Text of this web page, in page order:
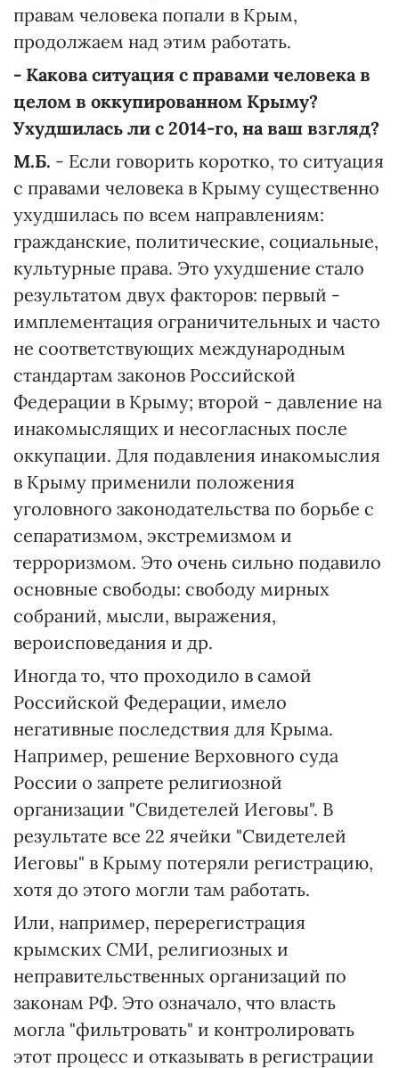
правам человека попали в Крым,
продолжаем над этим работать.
- Какова ситуация с правами человека в
целом в оккупированном Крыму?
Ухудшилась ли с 2014-го, на ваш взгляд?
М.Б. - Если говорить коротко, то ситуация
с правами человека в Крыму существенно
ухудшилась по всем направлениям:
гражданские, политические, социальные,
культурные права. Это ухудшение стало
результатом двух факторов: первый -
имплементация ограничительных и часто
не соответствующих международным
стандартам законов Российской
Федерации в Крыму; второй - давление на
инакомыслящих и несогласных после
оккупации. Для подавления инакомыслия
в Крыму применили положения
уголовного законодательства по борьбе с
сепаратизмом, экстремизмом и
терроризмом. Это очень сильно подавило
основные свободы: свободу мирных
собраний, мысли, выражения,
вероисповедания и др.
Иногда то, что проходило в самой
Российской Федерации, имело
негативные последствия для Крыма.
Например, решение Верховного суда
России о запрете религиозной
организации "Свидетелей Иеговы". В
результате все 22 ячейки "Свидетелей
Иеговы" в Крыму потеряли регистрацию,
хотя до этого могли там работать.
Или, например, перерегистрация
крымских СМИ, религиозных и
неправительственных организаций по
законам РФ. Это означало, что власть
могла "фильтровать" и контролировать
этот процесс и отказывать в регистрации